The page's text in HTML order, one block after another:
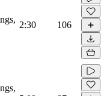
2:30 106